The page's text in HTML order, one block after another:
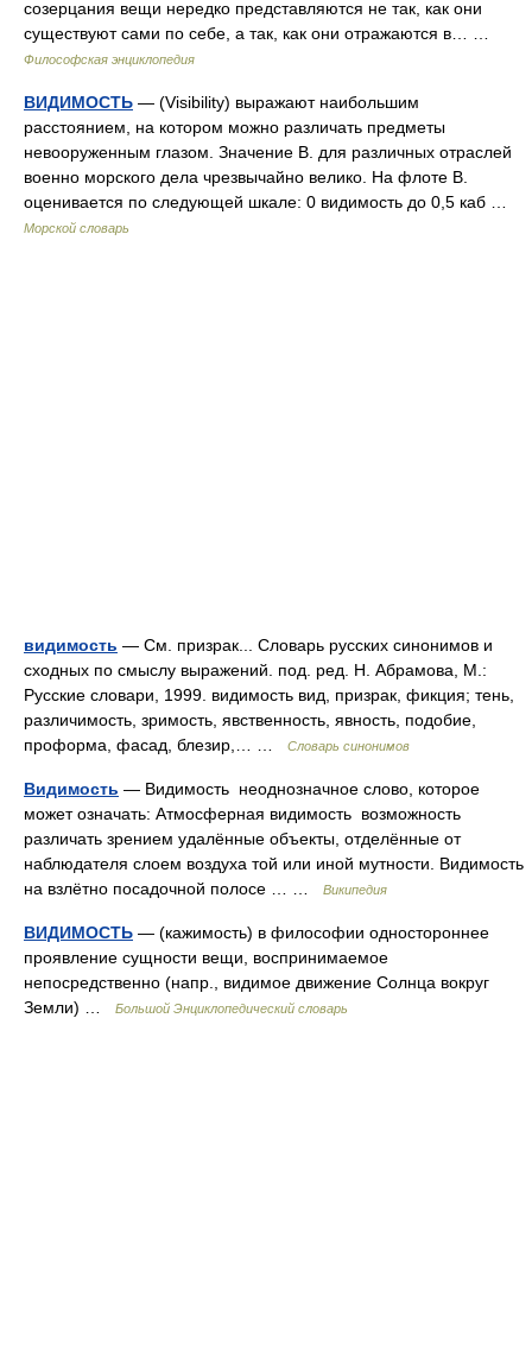
созерцания вещи нередко представляются не так, как они
существуют сами по себе, а так, как они отражаются в… …
Философская энциклопедия
ВИДИМОСТЬ — (Visibility) выражают наибольшим
расстоянием, на котором можно различать предметы
невооруженным глазом. Значение В. для различных отраслей
военно морского дела чрезвычайно велико. На флоте В.
оценивается по следующей шкале: 0 видимость до 0,5 каб …
Морской словарь
видимость — См. призрак... Словарь русских синонимов и
сходных по смыслу выражений. под. ред. Н. Абрамова, М.:
Русские словари, 1999. видимость вид, призрак, фикция; тень,
различимость, зримость, явственность, явность, подобие,
проформа, фасад, блезир,… …
Словарь синонимов
Видимость — Видимость неоднозначное слово, которое
может означать: Атмосферная видимость возможность
различать зрением удалённые объекты, отделённые от
наблюдателя слоем воздуха той или иной мутности. Видимость
на взлётно посадочной полосе … …
Википедия
ВИДИМОСТЬ — (кажимость) в философии одностороннее
проявление сущности вещи, воспринимаемое
непосредственно (напр., видимое движение Солнца вокруг
Земли) …
Большой Энциклопедический словарь